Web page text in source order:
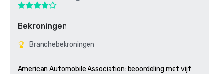
Bekroningen
Branchebekroningen
American Automobile Association: beoordeling met vijf